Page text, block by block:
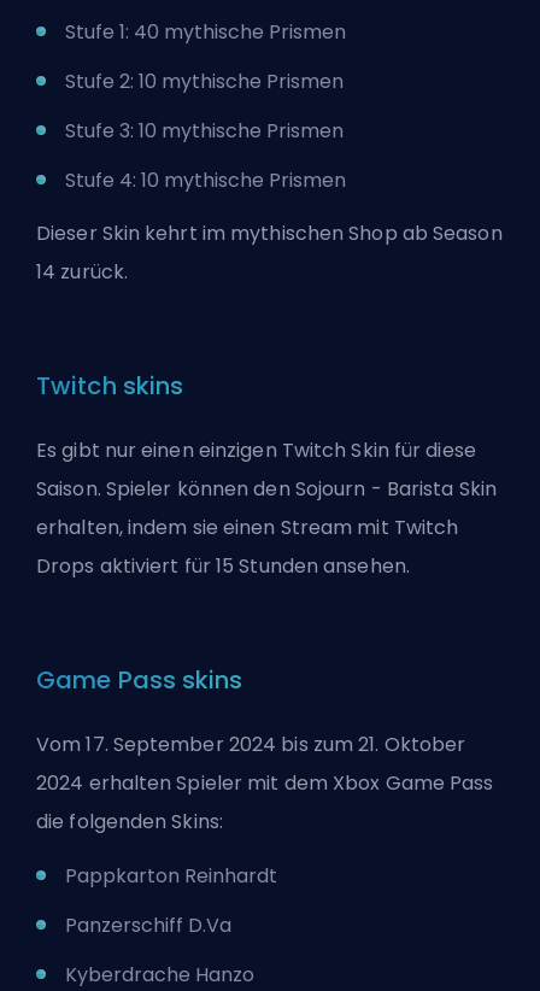
Stufe 1: 40 mythische Prismen
Stufe 2: 10 mythische Prismen
Stufe 3: 10 mythische Prismen
Stufe 4: 10 mythische Prismen
Dieser Skin kehrt im mythischen Shop ab Season
14 zurück.
Twitch skins
Es gibt nur einen einzigen Twitch Skin für diese
Saison. Spieler können den Sojourn - Barista Skin
erhalten, indem sie einen Stream mit Twitch
Drops aktiviert für 15 Stunden ansehen.
Game Pass skins
Vom 17. September 2024 bis zum 21. Oktober
2024 erhalten Spieler mit dem Xbox Game Pass
die folgenden Skins:
Pappkarton Reinhardt
Panzerschiff D.Va
Kyberdrache Hanzo